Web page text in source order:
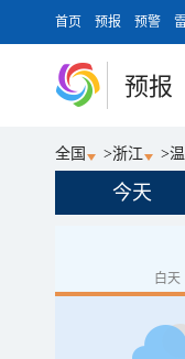
首页 预报 预警
预报
全国 >浙江 >
今天
白天